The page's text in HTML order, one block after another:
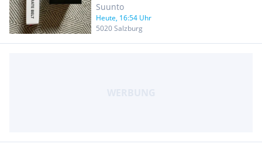
Suunto
Heute, 16:54 Uhr
5020 Salzburg